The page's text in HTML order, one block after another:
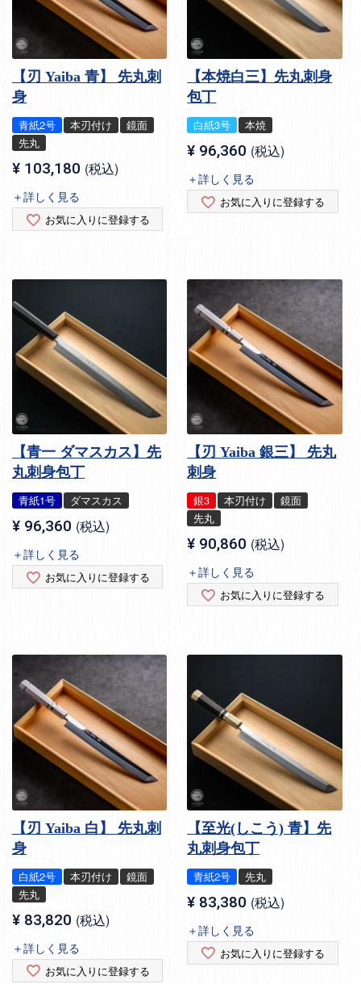
【刃 Yaiba 青】 先丸刺
身
青紙2号 本刃付け
鏡面
先丸
¥ 103,180 税込
＋詳しく見る
お気に入りに登録する
【本焼白三】先丸刺身
包丁
白紙3号 本焼
¥ 96,360 税込
＋詳しく見る
お気に入りに登録する
【青一 ダマスカス】先
丸刺身包丁
青紙1号 ダマスカス
¥ 96,360 税込
＋詳しく見る
お気に入りに登録する
【刃 Yaiba 銀三】 先丸
刺身
銀3 本刃付け
鏡面
先丸
¥ 90,860 税込
＋詳しく見る
お気に入りに登録する
【刃 Yaiba 白】 先丸刺
身
白紙2号 本刃付け
鏡面
先丸
¥ 83,820 税込
＋詳しく見る
お気に入りに登録する
【至光(しこう) 青】先
丸刺身包丁
青紙2号 先丸
¥ 83,380 税込
＋詳しく見る
お気に入りに登録する